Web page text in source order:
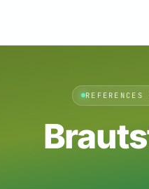
REFERENCES